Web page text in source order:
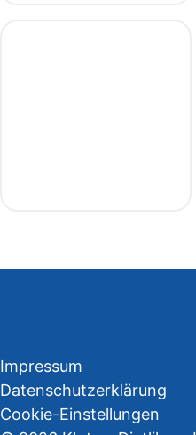
Impressum
Datenschutzerklärung
Cookie-Einstellungen